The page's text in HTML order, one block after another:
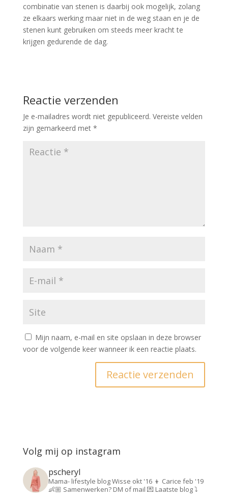
combinatie van stenen is daarbij ook mogelijk, zolang
ze elkaars werking maar niet in de weg staan en je de
stenen kunt gebruiken om steeds meer kracht te
krijgen gedurende de dag.
Reactie verzenden
Je e-mailadres wordt niet gepubliceerd. Vereiste velden
zijn gemarkeerd met *
Mijn naam, e-mail en site opslaan in deze browser
voor de volgende keer wanneer ik een reactie plaats.
Volg mij op instagram
pscheryl
Mama- lifestyle blogWisse okt '16 👦 Carice feb '19
👶🏼 Samenwerken? DM of mail 💌Laatste blog ⤵️